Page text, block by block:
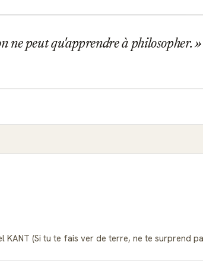
ne peut qu'apprendre à philosopher.
(Si tu te fais ver de terre, ne te surprend